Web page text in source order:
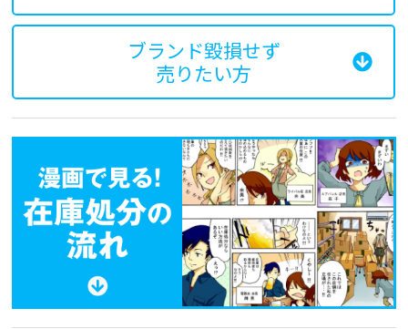
ブランド毀損せず
売りたい方